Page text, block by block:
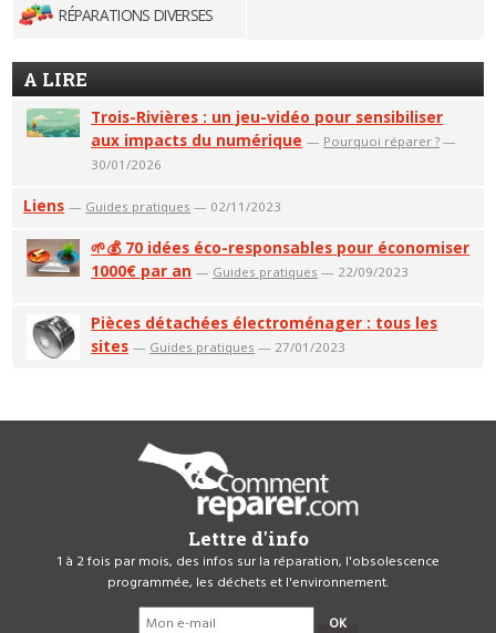
RÉPARATIONS DIVERSES
A LIRE
Trois-Rivières : un jeu-vidéo pour sensibiliser
aux impacts du numérique — Pourquoi réparer ? —
30/01/2026
Liens — Guides pratiques — 02/11/2023
🌱💰 70 idées éco-responsables pour économiser
1000€ par an — Guides pratiques — 22/09/2023
Pièces détachées électroménager : tous les
sites — Guides pratiques — 27/01/2023
Lettre d'info
1 à 2 fois par mois, des infos sur la réparation, l'obsolescence
programmée, les déchets et l'environnement.
OK